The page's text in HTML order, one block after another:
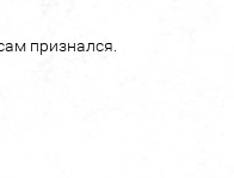
признался.